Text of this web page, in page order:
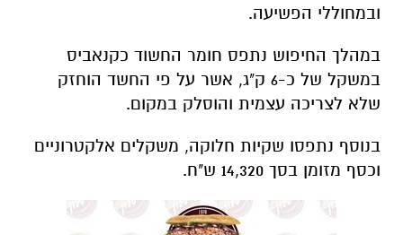
ובמחוללי הפשיעה.
במהלך החיפוש נתפס חומר החשוד כקנאביס
במשקל של כ-6 ק"ג, אשר על פי החשד הוחזק
שלא לצריכה עצמית והוסלק במקום.
בנוסף נתפסו שקיות חלוקה, משקלים אלקטרוניים
וכסף מזומן בסך 14,320 ש"ח.